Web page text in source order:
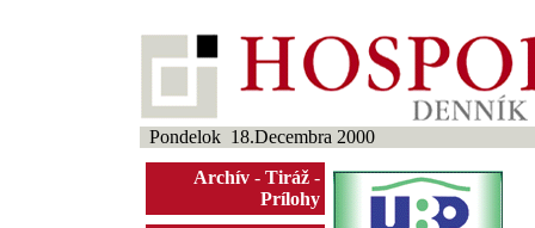
Pondelok 18.Decembra 2000
Archív - Tiráž -
Prílohy